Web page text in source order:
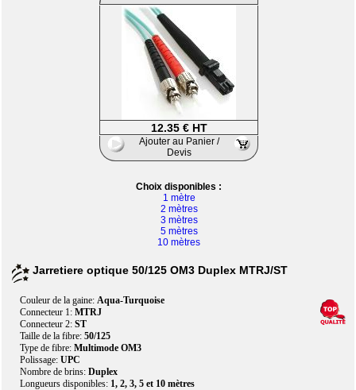
12.35 € HT
Ajouter au Panier /
Devis
Choix disponibles :
1 mètre
2 mètres
3 mètres
5 mètres
10 mètres
Jarretiere optique 50/125 OM3 Duplex MTRJ/ST
Couleur de la gaine:Aqua-Turquoise
Connecteur 1:MTRJ
Connecteur 2:ST
Taille de la fibre:50/125
Type de fibre:Multimode OM3
Polissage:UPC
Nombre de brins:Duplex
Longueurs disponibles: 1, 2, 3, 5 et 10 mètres